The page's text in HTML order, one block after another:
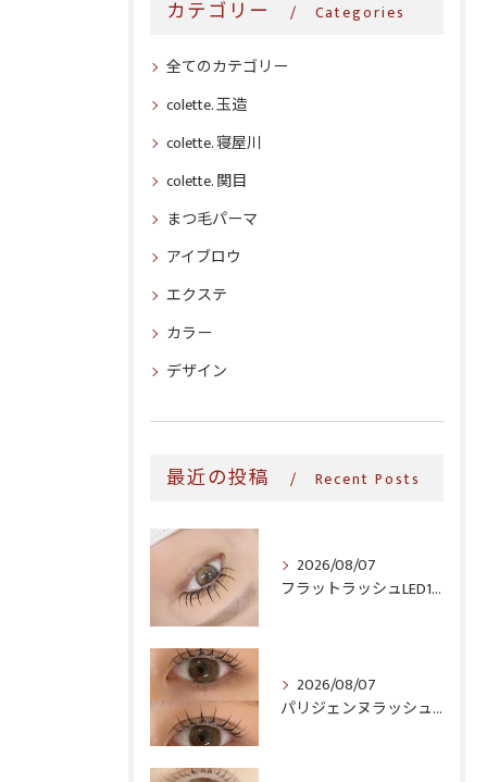
カテゴリー Categories
全てのカテゴリー
colette. 玉造
colette. 寝屋川
colette. 関目
まつ毛パーマ
アイブロウ
エクステ
カラー
デザイン
最近の投稿 Recent Posts
2026/08/07
フラットラッシュLED100本＆ヘルシー‎🤍
2026/08/07
パリジェンヌラッシュリフト♪